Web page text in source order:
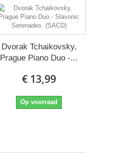
Dvorak Tchaikovsky,
Prague Piano Duo -...
€ 13,99
Op voorraad